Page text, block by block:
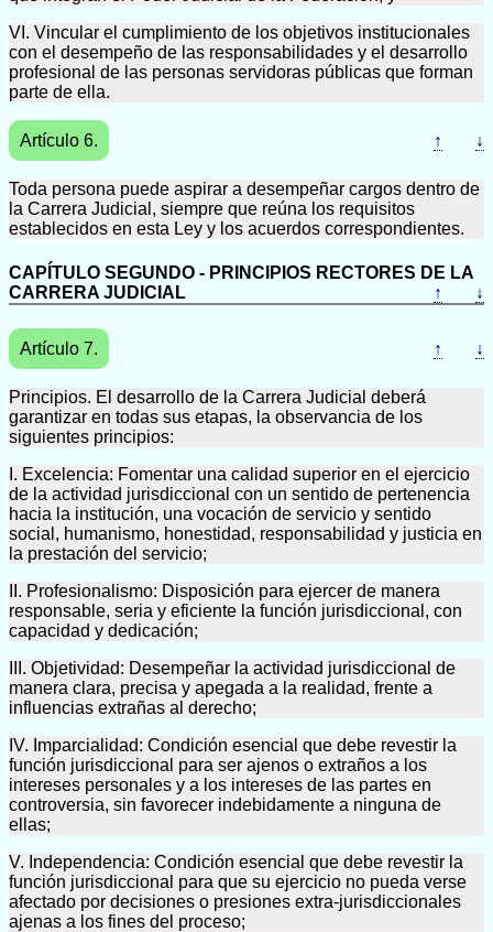
VI. Vincular el cumplimiento de los objetivos institucionales
con el desempeño de las responsabilidades y el desarrollo
profesional de las personas servidoras públicas que forman
parte de ella.
Artículo 6. ↑ ↓
Toda persona puede aspirar a desempeñar cargos dentro de
la Carrera Judicial, siempre que reúna los requisitos
establecidos en esta Ley y los acuerdos correspondientes.
CAPÍTULO SEGUNDO - PRINCIPIOS RECTORES DE LA
CARRERA JUDICIAL
↑ ↓
Artículo 7. ↑ ↓
Principios. El desarrollo de la Carrera Judicial deberá
garantizar en todas sus etapas, la observancia de los
siguientes principios:
I. Excelencia: Fomentar una calidad superior en el ejercicio
de la actividad jurisdiccional con un sentido de pertenencia
hacia la institución, una vocación de servicio y sentido
social, humanismo, honestidad, responsabilidad y justicia en
la prestación del servicio;
II. Profesionalismo: Disposición para ejercer de manera
responsable, seria y eficiente la función jurisdiccional, con
capacidad y dedicación;
III. Objetividad: Desempeñar la actividad jurisdiccional de
manera clara, precisa y apegada a la realidad, frente a
influencias extrañas al derecho;
IV. Imparcialidad: Condición esencial que debe revestir la
función jurisdiccional para ser ajenos o extraños a los
intereses personales y a los intereses de las partes en
controversia, sin favorecer indebidamente a ninguna de
ellas;
V. Independencia: Condición esencial que debe revestir la
función jurisdiccional para que su ejercicio no pueda verse
afectado por decisiones o presiones extra-jurisdiccionales
ajenas a los fines del proceso;